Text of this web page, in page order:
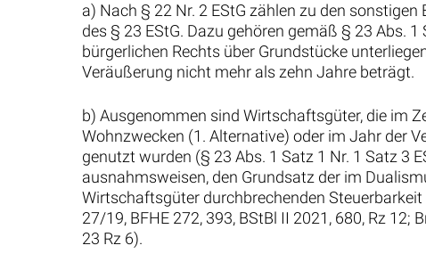
a) Nach § 22 Nr. 2 EStG zählen zu den
des § 23 EStG. Dazu gehören gemäß § 23 Abs.
bürgerlichen Rechts über Grundstücke
Veräußerung nicht mehr als zehn Jahre beträgt.
b) Ausgenommen sind Wirtschaftsgüter, die im
Wohnzwecken (1. Alternative) oder im Jahr der
genutzt wurden (§ 23 Abs. 1 Satz 1 Nr. 1 Satz 3
ausnahmsweisen, den Grundsatz der im
Wirtschaftsgüter durchbrechenden Steuerbarkeit
27/19, BFHE 272, 393, BStBl II 2021, 680, Rz 12;
23 Rz 6).